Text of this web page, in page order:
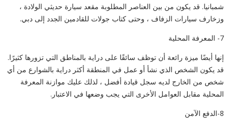
شمبانيا. قد يكون من بين العناصر المطلوبة مقعد سيارة حديثي الولادة ،
وزخارف سيارات الزفاف ، وحتى كتاب جولات للقادمين الجدد إلى دبي.
7- المعرفة المحلية
إنها أيضًا ميزة رائعة أن توظف سائقًا على دراية بالمناطق التي تزورها كثيرًا.
قد يكون الشخص الذي نشأ أو عمل في المنطقة أكثر دراية بالشوارع من أي
شخص من الخارج لديه سجل قيادة أفضل ، لذلك عليك موازنة المعرفة
المحلية مقابل العوامل الأخرى التي يجب وضعها في الاعتبار.
8-الدفع الآمن